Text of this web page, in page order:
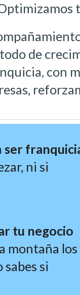
de
, con
,
ni si
tu negocio
montaña los
si